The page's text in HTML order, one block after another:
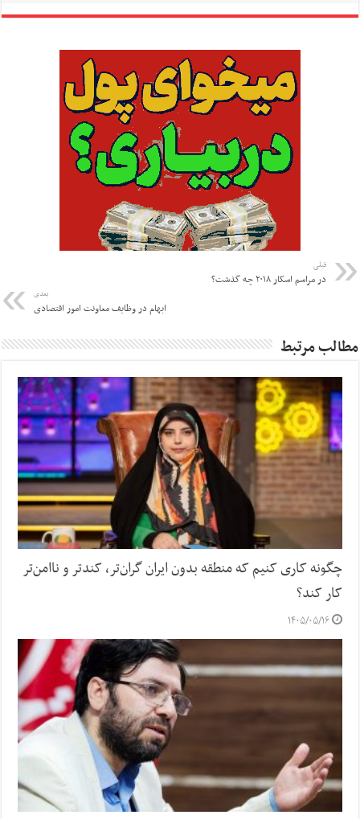
قبلی
در مراسم اسکار ۲۰۱۸ چه گذشت؟
بعدی
ابهام در وظایف معاونت امور اقتصادی
مطالب مرتبط
چگونه کاری کنیم که منطقه بدون ایران گران‌تر، کندتر و ناامن‌تر
کار کند؟
۱۴۰۵/۰۵/۱۶